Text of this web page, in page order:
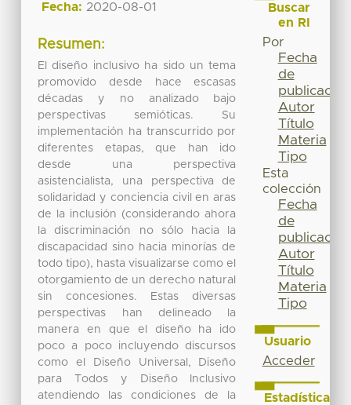
Fecha: 2020-08-01
Resumen:
El diseño inclusivo ha sido un tema
promovido desde hace escasas
décadas y no analizado bajo
perspectivas semióticas. Su
implementación ha transcurrido por
diferentes etapas, que han ido
desde una perspectiva
asistencialista, una perspectiva de
solidaridad y conciencia civil en aras
de la inclusión (considerando ahora
la discriminación no sólo hacia la
discapacidad sino hacia minorías de
todo tipo), hasta visualizarse como el
otorgamiento de un derecho natural
sin concesiones. Estas diversas
perspectivas han delineado la
manera en que el diseño ha ido
poco a poco incluyendo discursos
como el Diseño Universal, Diseño
para Todos y Diseño Inclusivo
atendiendo las condiciones de la
Buscar
en RI
Por
Fecha
de
publicación
Autor
Título
Materia
Tipo
Esta
colección
Fecha
de
publicación
Autor
Título
Materia
Tipo
Usuario
Acceder
Estadísticas